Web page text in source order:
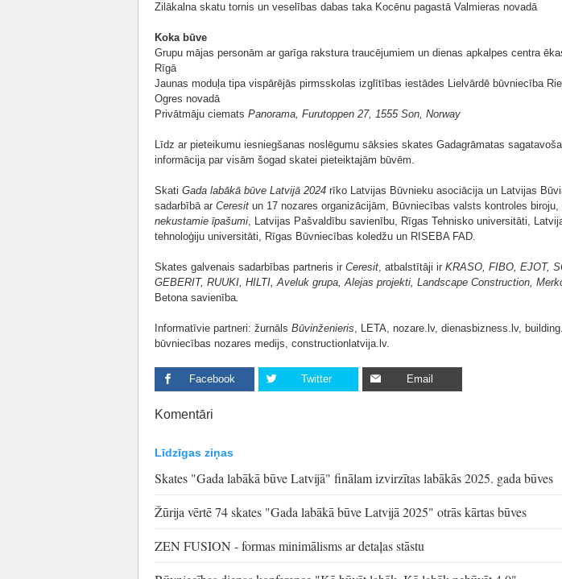
Zilākalna skatu tornis un veselības dabas taka Kocēnu pagastā Valmieras novadā
Koka būve
Grupu mājas personām ar garīga rakstura traucējumiem un dienas apkalpes centra
Rīgā
Jaunas moduļa tipa vispārējās pirmsskolas izglītības iestādes Lielvārdē būvniecība
Ogres novadā
Privātmāju ciemats Panorama, Furutoppen 27, 1555 Son, Norway
Līdz ar pieteikumu iesniegšanas noslēgumu sāksies skates Gadagrāmatas
informācija par visām šogad skatei pieteiktajām būvēm.
Skati Gada labākā būve Latvijā 2024 rīko Latvijas Būvnieku asociācija un Latvijas
sadarbībā ar Ceresit un 17 nozares organizācijām, Būvniecības valsts kontroles biroju,
nekustamie īpašumi, Latvijas Pašvaldību savienību, Rīgas Tehnisko universitāti,
tehnoloģiju universitāti, Rīgas Būvniecības koledžu un RISEBA FAD.
Skates galvenais sadarbības partneris ir Ceresit, atbalstītāji ir KRASO, FIBO, EJOT,
GEBERIT, RUUKI, HILTI, Aveluk grupa, Alejas projekti, Landscape Construction,
Betona savienība.
Informatīvie partneri: žurnāls Būvinženieris, LETA, nozare.lv, dienasbizness.lv,
būvniecības nozares medijs, constructionlatvija.lv.
Facebook Twitter Email
Komentāri
Līdzīgas ziņas
Skates "Gada labākā būve Latvijā" finālam izvirzītas labākās 2025. gada būves
Žūrija vērtē 74 skates "Gada labākā būve Latvijā 2025" otrās kārtas būves
ZEN FUSION - formas minimālisms ar detaļas stāstu